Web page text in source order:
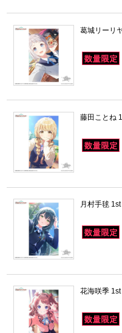
葛城リーリ
藤田ことね
月村手毬
花海咲季